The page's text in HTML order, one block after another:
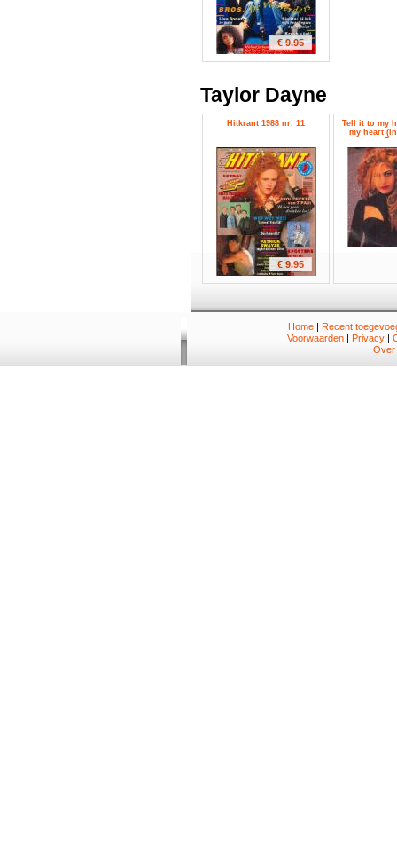
€ 9.95
Taylor Dayne
Hitkrant 1988 nr. 11
€ 9.95
Tell it to my
my heart
Home| Recent
Voorwaarden | Privacy |
Over